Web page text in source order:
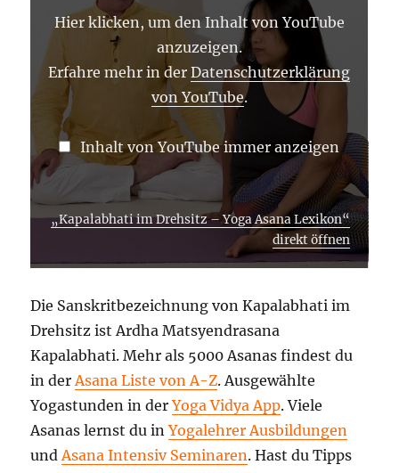
LEXIKON“
VON
YOUTUBE
ANZEIGEN
Hier klicken, um den Inhalt von YouTube
anzuzeigen.
Erfahre mehr in derDatenschutzerklärung
von YouTube.
Inhalt von YouTube immer anzeigen
„Kapalabhati im Drehsitz – Yoga Asana Lexikon“
direkt öffnen
Die Sanskritbezeichnung von Kapalabhati im
Drehsitz ist Ardha Matsyendrasana
Kapalabhati. Mehr als 5000 Asanas findest du
in derAsana Liste von A-Z. Ausgewählte
Yogastunden in derYoga Vidya App. Viele
Asanas lernst du inYogalehrer Ausbildungen
undAsana Intensiv Seminaren. Hast du Tipps